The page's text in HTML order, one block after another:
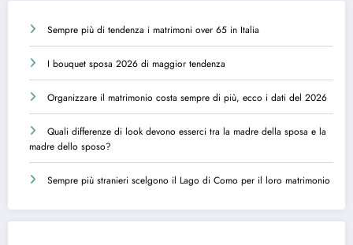
Sempre più di tendenza i matrimoni over 65 in Italia
I bouquet sposa 2026 di maggior tendenza
Organizzare il matrimonio costa sempre di più, ecco i dati del 2026
Quali differenze di look devono esserci tra la madre della sposa e la
madre dello sposo?
Sempre più stranieri scelgono il Lago di Como per il loro matrimonio